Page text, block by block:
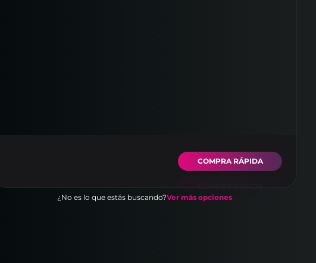
COMPRA RÁPIDA
¿No es lo que estás buscando?Ver más opciones